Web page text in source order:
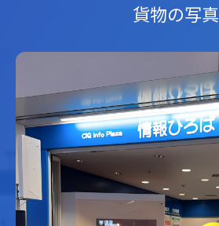
貨物の写真